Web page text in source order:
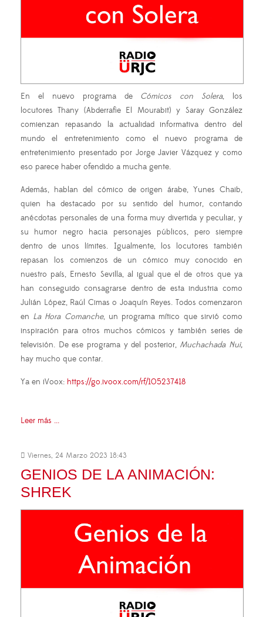
En el nuevo programa de Cómicos con Solera, los
locutoresThany (Abderrafie El Mourabit) y Saray González
comienzan repasando la actualidad informativa dentro del
mundo el entretenimiento como el nuevo programa de
entretenimiento presentado por Jorge Javier Vázquez y como
eso parece haber ofendido a mucha gente.
Además, hablan del cómico de origen árabe, Yunes Chaib,
quien ha destacado por su sentido del humor, contando
anécdotas personales de una forma muy divertida y peculiar, y
su humor negro hacia personajes públicos, pero siempre
dentro de unos límites. Igualmente, los locutores también
repasan los comienzos de un cómico muy conocido en
nuestro país, Ernesto Sevilla, al igual que el de otros que ya
han conseguido consagrarse dentro de esta industria como
Julián López, Raúl Cimas o Joaquín Reyes. Todos comenzaron
en La Hora Comanche, un programa mítico que sirvió como
inspiración para otros muchos cómicos y también series de
televisión. De ese programa y del posterior, Muchachada Nui,
hay mucho que contar.
Ya en iVoox: https://go.ivoox.com/rf/105237418
Leer más ...
Viernes, 24 Marzo 2023 18:43
GENIOS DE LA ANIMACIÓN:
SHREK